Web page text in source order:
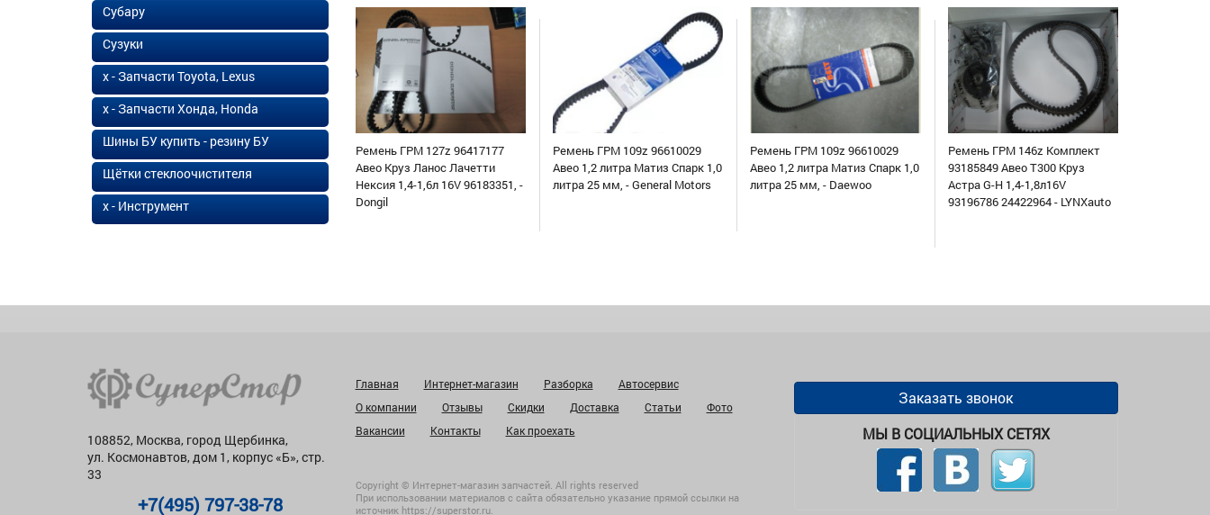
Ремень ГРМ 127z 96417177
Авео Круз Ланос Лачетти
Нексия 1,4-1,6л 16V 96183351, -
Dongil
Ремень ГРМ 109z 96610029
Авео 1,2 литра Матиз Спарк 1,0
литра 25 мм, - General Motors
Ремень ГРМ 109z 96610029
Авео 1,2 литра Матиз Спарк 1,0
литра 25 мм, - Daewoo
Ремень ГРМ 146z Комплект
93185849 Авео Т300 Круз
Астра G-H 1,4-1,8л16V
93196786 24422964 - LYNXauto
Субару
Сузуки
х - Запчасти Toyota, Lexus
х - Запчасти Хонда, Honda
Шины БУ купить - резину БУ
Щётки стеклоочистителя
х - Инструмент
108852, Москва, город Щербинка,
ул. Космонавтов, дом 1, корпус «Б», стр.
33
+7(495) 797-38-78
Главная Интернет-магазин Разборка
Автосервис
О компании
Отзывы Скидки Доставка Статьи
Фото
Вакансии
Контакты Как проехать
Copyright © Интернет-магазин запчастей. All rights reserved
При использовании материалов с сайта обязательно указание прямой ссылки на
источник https://superstor.ru.
Заказать звонок
МЫ В СОЦИАЛЬНЫХ СЕТЯХ